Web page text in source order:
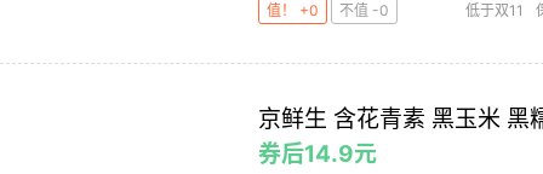
值！ +0
不值 -0 低于双11
京鲜生 含花青素 黑玉米
券后14.9元